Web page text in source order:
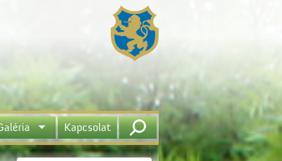
Kapcsolat